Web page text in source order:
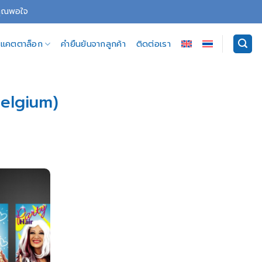
ณพอใจ
คตตาล็อก คำยืนยันจากลูกค้า ติดต่อเรา